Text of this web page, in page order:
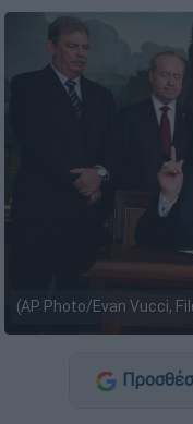
(AP Photo/Evan Vucci,